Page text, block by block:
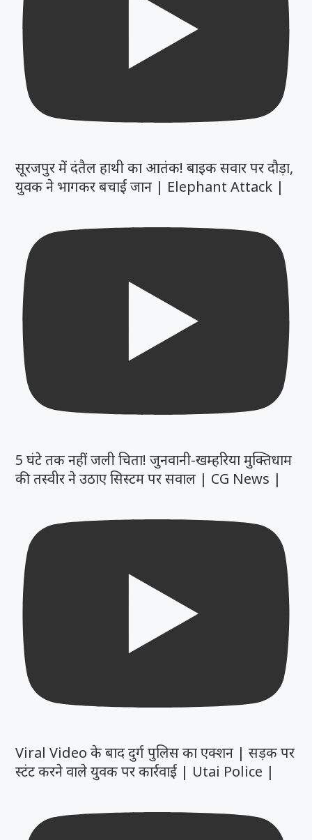
सूरजपुर में दंतैल हाथी का आतंक! बाइक सवार पर दौड़ा,
युवक ने भागकर बचाई जान | Elephant Attack |
5 घंटे तक नहीं जली चिता! जुनवानी-खम्हरिया मुक्तिधाम
की तस्वीर ने उठाए सिस्टम पर सवाल | CG News |
Viral Video के बाद दुर्ग पुलिस का एक्शन | सड़क पर
स्टंट करने वाले युवक पर कार्रवाई | Utai Police |